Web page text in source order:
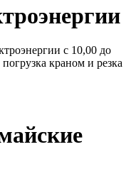
с 10,00 до
краном и резка